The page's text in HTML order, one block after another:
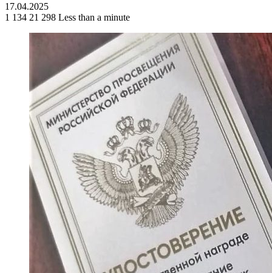
17.04.2025
1 134 21 298 Less than a minute